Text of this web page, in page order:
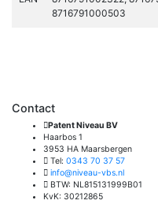
8716791000503
Contact
Patent Niveau BV
Haarbos 1
3953 HA Maarsbergen
Tel: 0343 70 37 57
info@niveau-vbs.nl
BTW: NL815131999B01
KvK: 30212865